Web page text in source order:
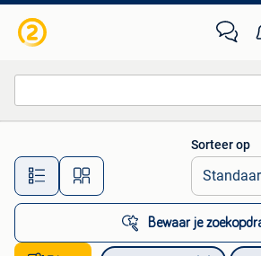
Alle afstanden…
Sorteer op
Bewaar je